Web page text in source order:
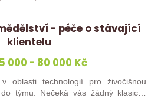
- péče o stávající
klientelu
000 - 80 000 Kč
v oblasti technologií pro živočišnou
žádný klasický